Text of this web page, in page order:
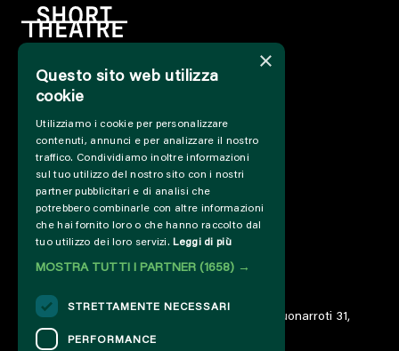
HOME
SOSTIENICI
PRESS&PROFESSIONAL
CHI SIAMO
PARTNER
PROGETTI E COLLABORAZIONI
CUT / ANALOGUE
ARCHIVIO
DIARIO
© 2023 – Associazione AREA06 – ETS – Via Buonarroti 31,
00185 Roma – IT06859801000
×
Questo sito web utilizza
cookie
Utilizziamo i cookie per personalizzare
contenuti, annunci e per analizzare il nostro
traffico. Condividiamo inoltre informazioni
sul tuo utilizzo del nostro sito con i nostri
partner pubblicitari e di analisi che
potrebbero combinarle con altre informazioni
che hai fornito loro o che hanno raccolto dal
tuo utilizzo dei loro servizi. Leggi di più
MOSTRA TUTTI I PARTNER (1658) →
STRETTAMENTE NECESSARI
PERFORMANCE